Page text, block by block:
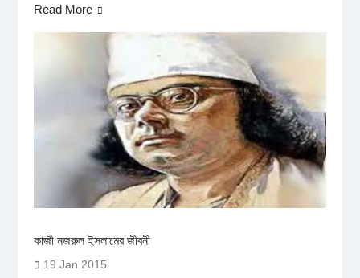
Read More
কাজী নজরুল ইসলামের জীবনী
19 Jan 2015